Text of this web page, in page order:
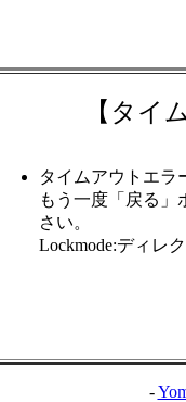
【タイ
タイムアウトエラ
もう一度「戻る」
さい。
Lockmode:ディレ
-